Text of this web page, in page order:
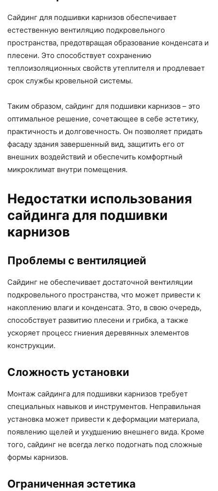
Сайдинг для подшивки карнизов обеспечивает
естественную вентиляцию подкровельного
пространства, предотвращая образование конденсата и
плесени. Это способствует сохранению
теплоизоляционных свойств утеплителя и продлевает
срок службы кровельной системы.
Таким образом, сайдинг для подшивки карнизов – это
оптимальное решение, сочетающее в себе эстетику,
практичность и долговечность. Он позволяет придать
фасаду здания завершенный вид, защитить его от
внешних воздействий и обеспечить комфортный
микроклимат внутри помещения.
Недостатки использования
сайдинга для подшивки
карнизов
Проблемы с вентиляцией
Сайдинг не обеспечивает достаточной вентиляции
подкровельного пространства, что может привести к
накоплению влаги и конденсата. Это, в свою очередь,
способствует развитию плесени и грибка, а также
ускоряет процесс гниения деревянных элементов
конструкции.
Сложность установки
Монтаж сайдинга для подшивки карнизов требует
специальных навыков и инструментов. Неправильная
установка может привести к деформации материала,
появлению щелей и ухудшению внешнего вида. Кроме
того, сайдинг не всегда легко подогнать под сложные
формы карнизов.
Ограниченная эстетика